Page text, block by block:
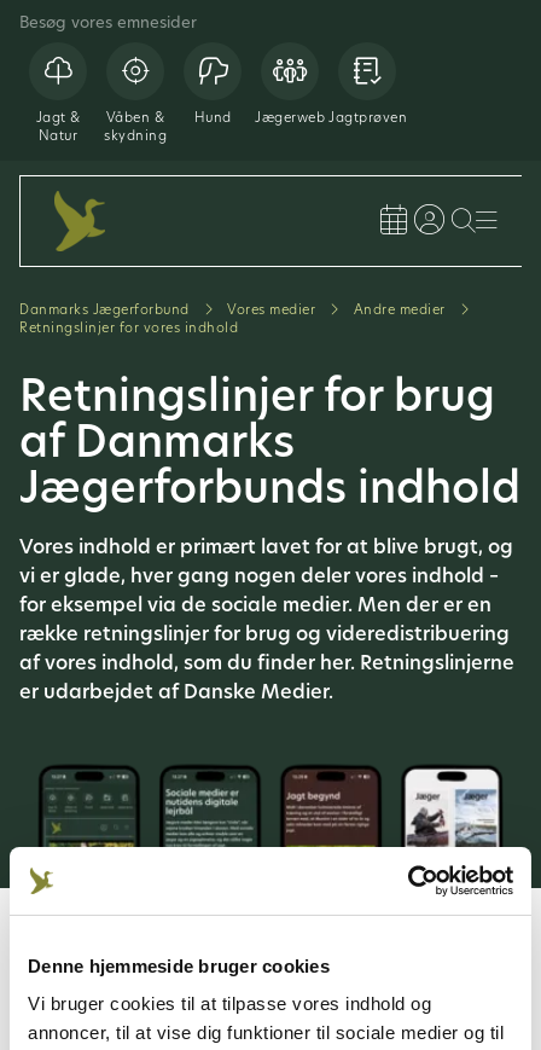
Denne hjemmeside bruger cookies
Vi bruger cookies til at tilpasse vores indhold og
annoncer, til at vise dig funktioner til sociale medier og til
Besøg vores emnesider
Jagt &
Natur
Våben &
skydning
Hund Jægerweb Jagtprøven
Danmarks Jægerforbund Vores medier
Andre medier
Retningslinjer for vores indhold
Retningslinjer for brug
af Danmarks
Jægerforbunds indhold
Vores indhold er primært lavet for at blive brugt, og
vi er glade, hver gang nogen deler vores indhold –
for eksempel via de sociale medier. Men der er en
række retningslinjer for brug og videredistribuering
af vores indhold, som du finder her. Retningslinjerne
er udarbejdet af Danske Medier.